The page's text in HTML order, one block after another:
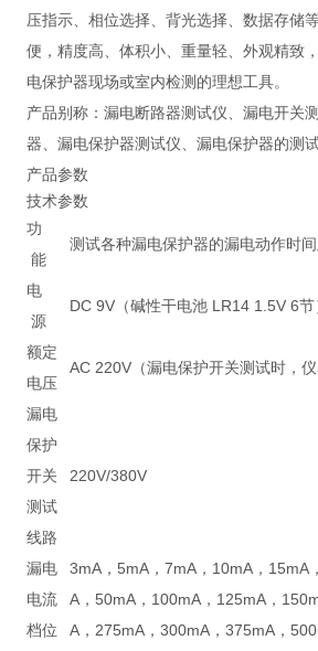
压指示、相位选择、背光选择、数据存储
便，精度高、体积小、重量轻、外观精致
电保护器现场或室内检测的理想工具。
产品别称：漏电断路器测试仪、漏电开关
器、漏电保护器测试仪、漏电保护器的测
产品参数
技术参数
功
能
测试各种漏电保护器的漏电动作时
电
源
DC 9V（碱性干电池 LR14 1.5V 6节
额定
电压
AC 220V（漏电保护开关测试时，仪
漏电
保护
开关
测试
线路
220V/380V
漏电
电流
档位
3mA，5mA，7mA，10mA，15mA
A，50mA，100mA，125mA，
A，275mA，300mA，375mA，